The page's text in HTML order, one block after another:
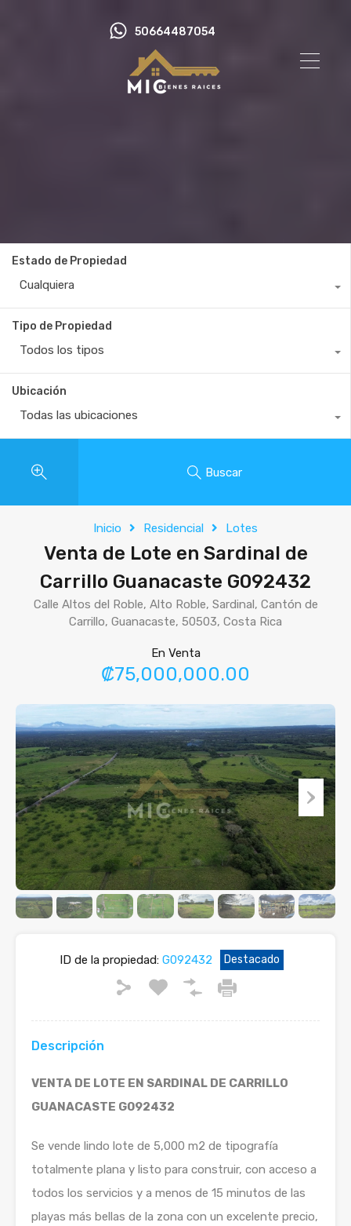
50664487054
Estado de Propiedad
Cualquiera
Tipo de Propiedad
Todos los tipos
Ubicación
Todas las ubicaciones
Buscar
Inicio Residencial Lotes
Venta de Lote en Sardinal de
Carrillo Guanacaste G092432
Calle Altos del Roble, Alto Roble, Sardinal, Cantón de
Carrillo, Guanacaste, 50503, Costa Rica
En Venta
₡75,000,000.00
ID de la propiedad: G092432 Destacado
Descripción
VENTA DE LOTE EN SARDINAL DE CARRILLO
GUANACASTE G092432
Se vende lindo lote de 5,000 m2 de tipografía
totalmente plana y listo para construir, con acceso a
todos los servicios y a menos de 15 minutos de las
playas más bellas de la zona con un excelente precio,